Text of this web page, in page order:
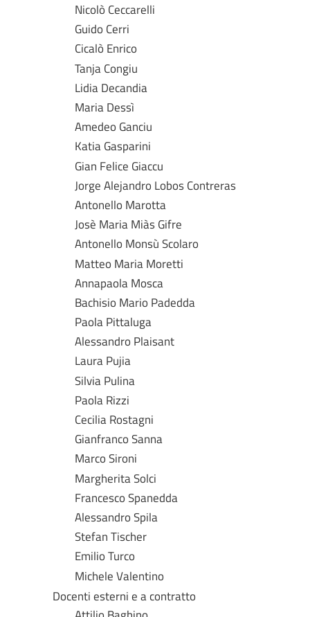
Nicolò Ceccarelli
Guido Cerri
Cicalò Enrico
Tanja Congiu
Lidia Decandia
Maria Dessì
Amedeo Ganciu
Katia Gasparini
Gian Felice Giaccu
Jorge Alejandro Lobos Contreras
Antonello Marotta
Josè Maria Miàs Gifre
Antonello Monsù Scolaro
Matteo Maria Moretti
Annapaola Mosca
Bachisio Mario Padedda
Paola Pittaluga
Alessandro Plaisant
Laura Pujia
Silvia Pulina
Paola Rizzi
Cecilia Rostagni
Gianfranco Sanna
Marco Sironi
Margherita Solci
Francesco Spanedda
Alessandro Spila
Stefan Tischer
Emilio Turco
Michele Valentino
Docenti esterni e a contratto